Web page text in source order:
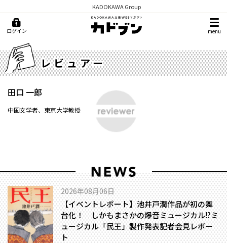
KADOKAWA Group
ログイン menu
レビュアー
田口 一郎
中国文学者、東京大学教授
2026年08月06日
【イベントレポート】池井戸潤作品が初の舞
台化！ しかもまさかの爆音ミュージカル!?――ミ
ュージカル「民王」製作発表記者会見レポー
ト